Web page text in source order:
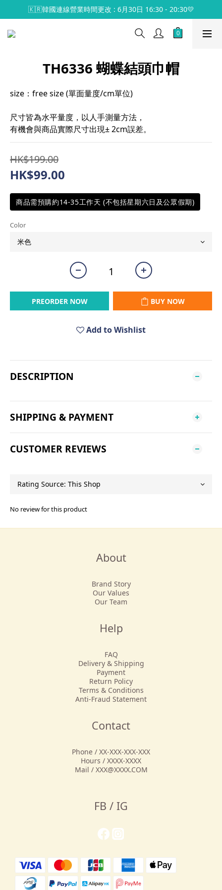
🇰🇷韓國連線營業時間更改 : 6月30日 16:30 - 20:30💛
TH6336 蝴蝶結頭巾帽
size：free size (單面量度/cm單位)
尺寸皆為水平量度，以人手測量方法，
有機會與商品實際尺寸出現± 2cm誤差。
HK$199.00
HK$99.00
商品需預購約14-35工作天 (不包括星期六日及公眾假期)
Color
PREORDER NOW BUY NOW
Add to Wishlist
DESCRIPTION
SHIPPING & PAYMENT
CUSTOMER REVIEWS
No review for this product
About
Brand Story
Our Values
Our Team
Help
FAQ
Delivery & Shipping
Payment
Return Policy
Terms & Conditions
Anti-Fraud Statement
Contact
Phone / XX-XXX-XXX-XXX
Hours / XXXX-XXXX
Mail / XXX@XXXX.COM
FB / IG